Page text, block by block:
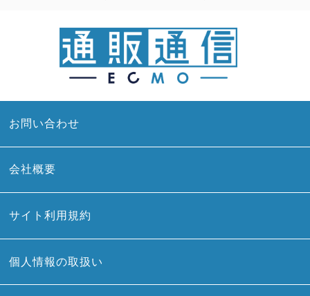
お問い合わせ
会社概要
サイト利用規約
個人情報の取扱い